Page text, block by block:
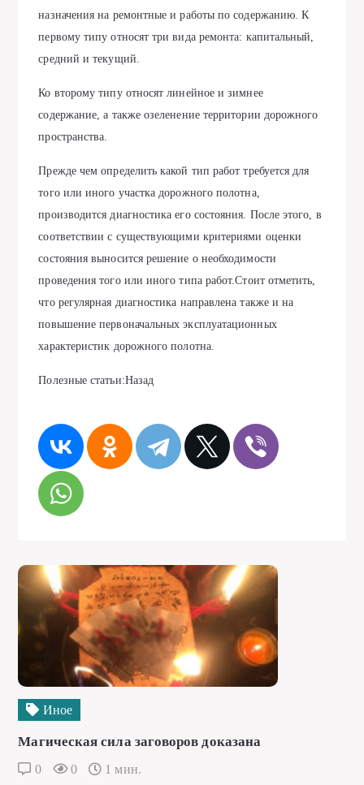
назначения на ремонтные и работы по содержанию. К
первому типу относят три вида ремонта: капитальный,
средний и текущий.
Ко второму типу относят линейное и зимнее
содержание, а также озеленение территории дорожного
пространства.
Прежде чем определить какой тип работ требуется для
того или иного участка дорожного полотна,
производится диагностика его состояния. После этого, в
соответствии с существующими критериями оценки
состояния выносится решение о необходимости
проведения того или иного типа работ.Стоит отметить,
что регулярная диагностика направлена также и на
повышение первоначальных эксплуатационных
характеристик дорожного полотна.
Полезные статьи:Назад
Иное
Магическая сила заговоров доказана
0 0 1 мин.